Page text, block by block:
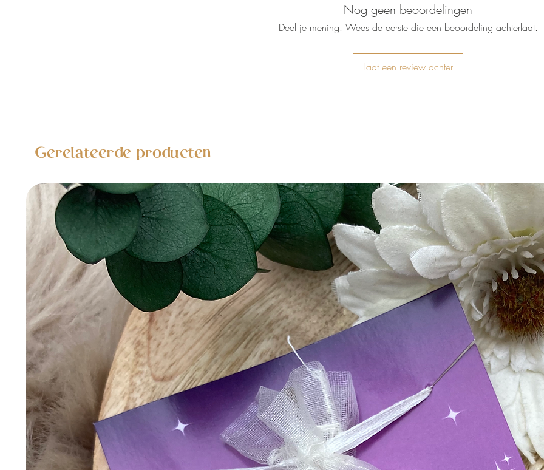
Nog geen beoordelingen
Deel je mening. Wees de eerste die een beoordeling achterlaat.
Laat een review achter
Gerelateerde producten